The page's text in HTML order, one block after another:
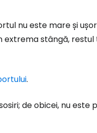
nu este mare și
extrema stângă,
.
de obicei, nu este
cu Facebook